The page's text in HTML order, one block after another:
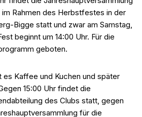
Rahmen des Herbstfestes in der
Bigge statt und zwar am Samstag,
beginnt um 14:00 Uhr. Für die
geboten.
es Kaffee und Kuchen und später
15:00 Uhr findet die
des Clubs statt, gegen
für die